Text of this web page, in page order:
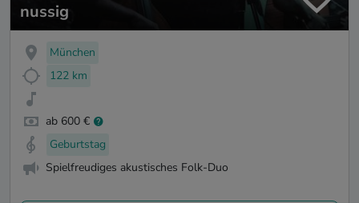
nussig
München
122 km
ab 600 €
Geburtstag
Spielfreudiges akustisches Folk-Duo